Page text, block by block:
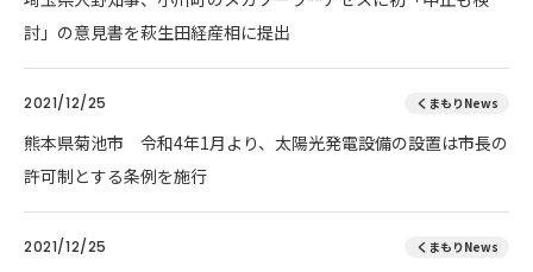
討」の意見書を萩生田経産相に提出
2021/12/25 くまもりNews
熊本県菊池市 令和4年1月より、太陽光発電設備の設置は市長の
許可制とする条例を施行
2021/12/25 くまもりNews